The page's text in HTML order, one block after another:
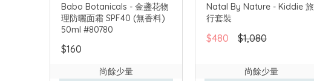
Babo Botanicals - 金盞花物
理防曬面霜 SPF40 (無香料)
50ml #80780
$160
尚餘少量
Natal By Nature - Kiddie 旅
行套裝
$480 $1,080
尚餘少量